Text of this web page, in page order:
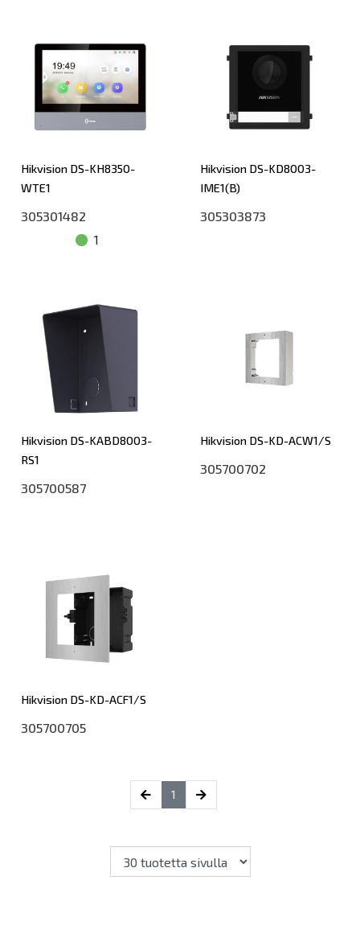
Hikvision DS-KH8350-
WTE1
305301482
1
Hikvision DS-KD8003-
IME1(B)
305303873
Hikvision DS-KABD8003-
RS1
305700587
Hikvision DS-KD-ACW1/S
305700702
Hikvision DS-KD-ACF1/S
305700705
1 (current)